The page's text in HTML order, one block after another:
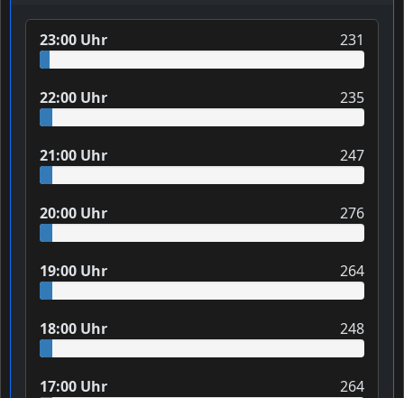
23:00 Uhr 231
22:00 Uhr 235
21:00 Uhr 247
20:00 Uhr 276
19:00 Uhr 264
18:00 Uhr 248
17:00 Uhr 264